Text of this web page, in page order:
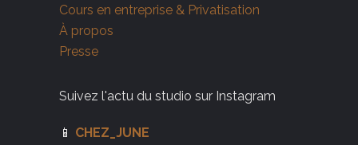
Cours en entreprise & Privatisation
À propos
Presse
Suivez l'actu du studio sur Instagram
📱 CHEZ_JUNE